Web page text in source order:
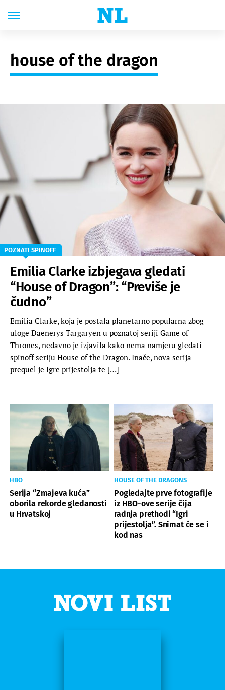
house of the dragon
POZNATI SPINOFF
Emilia Clarke izbjegava gledati
“House of Dragon”: “Previše je
čudno”
Emilia Clarke, koja je postala planetarno popularna zbog
uloge Daenerys Targaryen u poznatoj seriji Game of
Thrones, nedavno je izjavila kako nema namjeru gledati
spinoff seriju House of the Dragon. Inače, nova serija
prequel je Igre prijestolja te […]
HBO
Serija “Zmajeva kuća”
oborila rekorde gledanosti
u Hrvatskoj
HOUSE OF THE DRAGONS
Pogledajte prve fotografije
iz HBO-ove serije čija
radnja prethodi “Igri
prijestolja”. Snimat će se i
kod nas